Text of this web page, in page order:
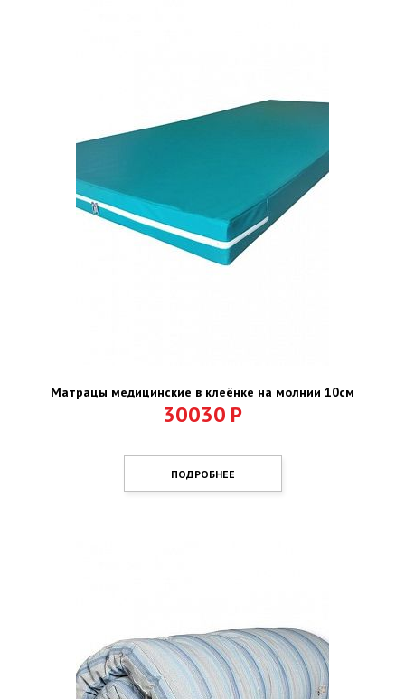
Матрацы медицинские в клеёнке на молнии 10см
30030 Р
ПОДРОБНЕЕ